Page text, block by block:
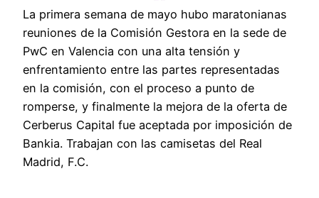
La primera semana de mayo hubo maratonianas
reuniones de la Comisión Gestora en la sede de
PwC en Valencia con una alta tensión y
enfrentamiento entre las partes representadas
en la comisión, con el proceso a punto de
romperse, y finalmente la mejora de la oferta de
Cerberus Capital fue aceptada por imposición de
Bankia. Trabajan con las camisetas del Real
Madrid, F.C.